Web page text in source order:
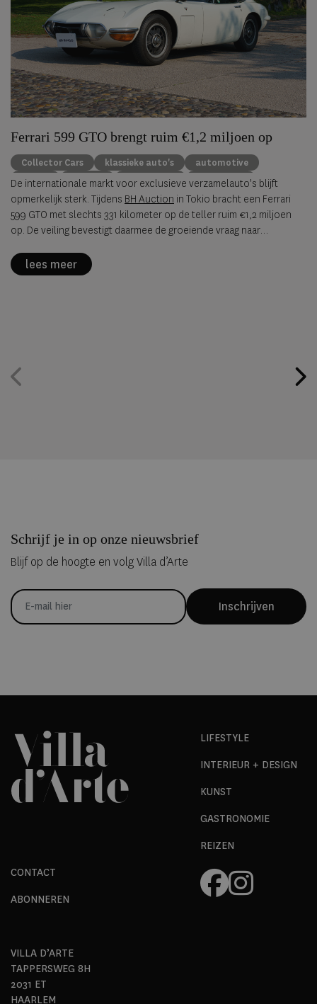
Ferrari 599 GTO brengt ruim €1,2 miljoen op
Collector Cars klassieke auto's
automotive
Ferrari
Porsche Alfa Romeo BH Auction
De internationale markt voor exclusieve verzamelauto's blijft
opmerkelijk sterk. Tijdens BH Auction in Tokio bracht een Ferrari
599 GTO met slechts 331 kilometer op de teller ruim €1,2 miljoen
op. De veiling bevestigt daarmee de groeiende vraag naar
tweeduizend.
lees meer
Schrijf je in op onze nieuwsbrief
Blijf op de hoogte en volg Villa d’Arte
Inschrijven
LIFESTYLE
INTERIEUR + DESIGN
KUNST
GASTRONOMIE
REIZEN
CONTACT
ABONNEREN
VILLA D’ARTE
TAPPERSWEG 8H
2031 ET
HAARLEM